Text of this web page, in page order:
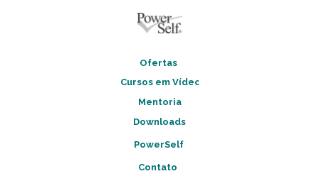
Ofertas
Cursos em Vídeo
Contato
PowerSelf
Downloads
Mentoria